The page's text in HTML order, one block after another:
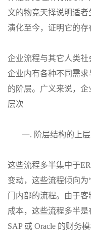
文的物竞天择说明适
演化至今，证明它的存
企业流程与其它人类
企业内有各种不同需
的阶层。广义来说，
层次
一. 阶层结构的上
这些流程多半集中于
变动，这些流程倾向
门内部的流程。由于
成本，这些流程多半是
SAP 或 Oracle 的财务